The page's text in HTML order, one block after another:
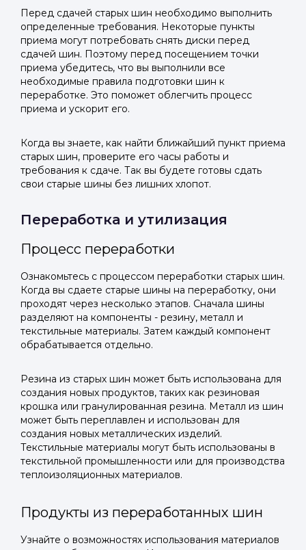
Перед сдачей старых шин необходимо выполнить
определенные требования. Некоторые пункты
приема могут потребовать снять диски перед
сдачей шин. Поэтому перед посещением точки
приема убедитесь, что вы выполнили все
необходимые правила подготовки шин к
переработке. Это поможет облегчить процесс
приема и ускорит его.
Когда вы знаете, как найти ближайший пункт приема
старых шин, проверите его часы работы и
требования к сдаче. Так вы будете готовы сдать
свои старые шины без лишних хлопот.
Переработка и утилизация
Процесс переработки
Ознакомьтесь с процессом переработки старых шин.
Когда вы сдаете старые шины на переработку, они
проходят через несколько этапов. Сначала шины
разделяют на компоненты - резину, металл и
текстильные материалы. Затем каждый компонент
обрабатывается отдельно.
Резина из старых шин может быть использована для
создания новых продуктов, таких как резиновая
крошка или гранулированная резина. Металл из шин
может быть переплавлен и использован для
создания новых металлических изделий.
Текстильные материалы могут быть использованы в
текстильной промышленности или для производства
теплоизоляционных материалов.
Продукты из переработанных шин
Узнайте о возможностях использования материалов